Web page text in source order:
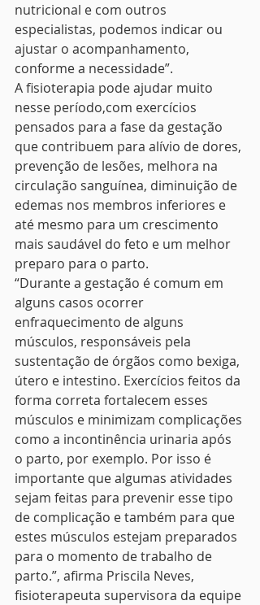
nutricional e com outros
especialistas, podemos indicar ou
ajustar o acompanhamento,
conforme a necessidade”.
A fisioterapia pode ajudar muito
nesse período,com exercícios
pensados para a fase da gestação
que contribuem para alívio de dores,
prevenção de lesões, melhora na
circulação sanguínea, diminuição de
edemas nos membros inferiores e
até mesmo para um crescimento
mais saudável do feto e um melhor
preparo para o parto.
“Durante a gestação é comum em
alguns casos ocorrer
enfraquecimento de alguns
músculos, responsáveis pela
sustentação de órgãos como bexiga,
útero e intestino. Exercícios feitos da
forma correta fortalecem esses
músculos e minimizam complicações
como a incontinência urinaria após
o parto, por exemplo. Por isso é
importante que algumas atividades
sejam feitas para prevenir esse tipo
de complicação e também para que
estes músculos estejam preparados
para o momento de trabalho de
parto.”, afirma Priscila Neves,
fisioterapeuta supervisora da equipe